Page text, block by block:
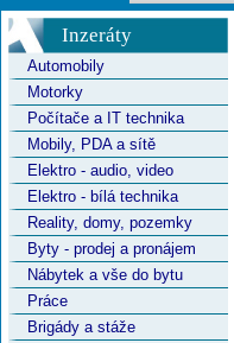
Inzeráty
Automobily
Motorky
Počítače a IT technika
Mobily, PDA a sítě
Elektro - audio, video
Elektro - bílá technika
Reality, domy, pozemky
Byty - prodej a pronájem
Nábytek a vše do bytu
Práce
Brigády a stáže